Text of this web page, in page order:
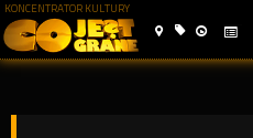
KONCENTRATOR KULTURY